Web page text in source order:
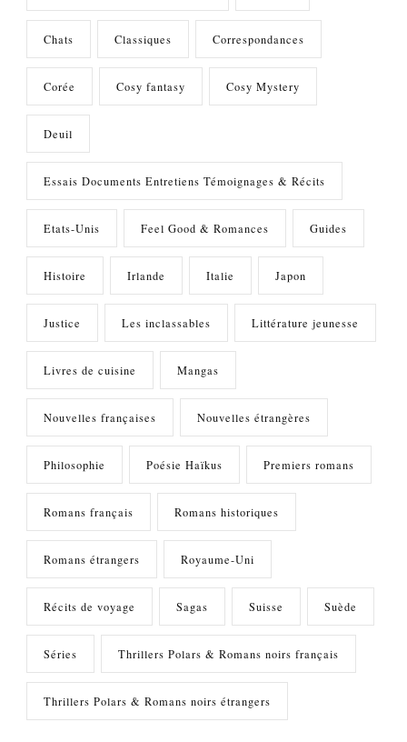
Chats Classiques Correspondances
Corée Cosy fantasy Cosy Mystery
Deuil
Essais Documents Entretiens Témoignages & Récits
Etats-Unis Feel Good & Romances Guides
Histoire Irlande Italie Japon
Justice Les inclassables Littérature jeunesse
Livres de cuisine Mangas
Nouvelles françaises Nouvelles étrangères
Philosophie Poésie Haïkus Premiers romans
Romans français Romans historiques
Romans étrangers Royaume-Uni
Récits de voyage Sagas Suisse Suède
Séries Thrillers Polars & Romans noirs français
Thrillers Polars & Romans noirs étrangers